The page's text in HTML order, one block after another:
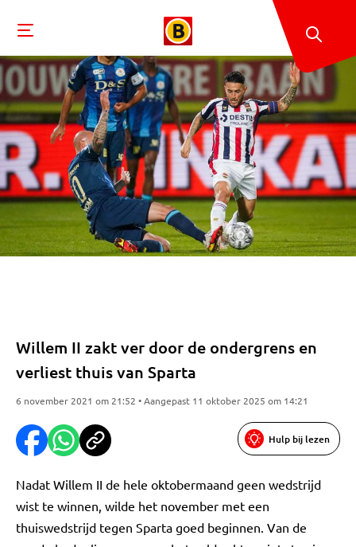
Willem II zakt ver door de ondergrens en
verliest thuis van Sparta
6 november 2021 om 21:52 • Aangepast 11 oktober 2025 om 14:21
Hulp bij lezen
Nadat Willem II de hele oktobermaand geen wedstrijd
wist te winnen, wilde het november met een
thuiswedstrijd tegen Sparta goed beginnen. Van de